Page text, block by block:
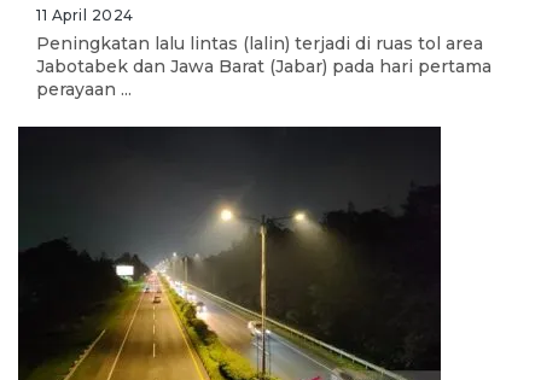
11 April 2024
Peningkatan lalu lintas (lalin) terjadi di ruas tol area
Jabotabek dan Jawa Barat (Jabar) pada hari pertama
perayaan ...